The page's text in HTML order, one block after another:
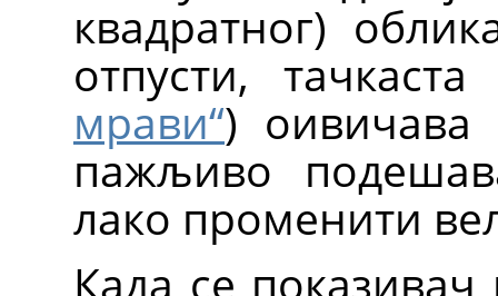
квадратног)
отпусти,
мрави“) оивичава
пажљиво
лако променити
Када се